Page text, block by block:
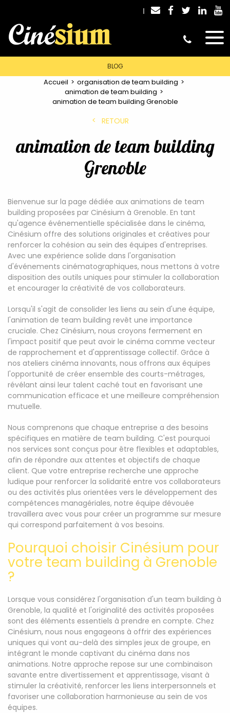
BLOG
Accueil
organisation de team building
animation de team building
animation de team building Grenoble
RETOUR
animation de team building
Grenoble
Bienvenue sur la page dédiée aux animations de team
building proposées par Cinésium à Grenoble. En tant
qu'agence événementielle spécialisée dans le cinéma,
Cinésium offre des solutions originales et créatives pour
renforcer la cohésion au sein des équipes d'entreprises.
Avec une expérience solide dans l'organisation
d'événements cinématographiques, nous mettons à votre
disposition des outils uniques pour stimuler la collaboration
et encourager la créativité de vos collaborateurs.
Lorsqu'il s'agit de consolider les liens au sein d'une équipe,
l'animation de team building revêt une importance
cruciale. Chez Cinésium, nous croyons fermement en
l'impact positif que peut avoir le cinéma comme vecteur
de rapprochement et d'apprentissage collectif. Grâce à
nos ateliers cinéma innovants, nous offrons aux équipes
l'opportunité de créer ensemble des courts-métrages,
révélant ainsi leur talent caché tout en favorisant une
communication efficace et une meilleure compréhension
mutuelle.
Nous comprenons que chaque entreprise a des besoins
spécifiques en matière de team building. C'est pourquoi
nos services sont conçus pour être flexibles et adaptables,
afin de répondre aux attentes et objectifs de chaque
client. Que votre entreprise recherche une approche
ludique pour renforcer la solidarité entre vos collaborateurs
ou des activités plus orientées vers le développement des
compétences managériales, notre équipe dévouée
travaillera avec vous pour créer un programme sur mesure
qui correspond parfaitement à vos besoins.
Pourquoi choisir Cinésium pour
votre team building à Grenoble
?
Lorsque vous considérez l'organisation d'un team building à
Grenoble, la qualité et l'originalité des activités proposées
sont des éléments essentiels à prendre en compte. Chez
Cinésium, nous nous engageons à offrir des expériences
uniques qui vont au-delà des simples jeux de groupe, en
intégrant le monde captivant du cinéma dans nos
animations. Notre approche repose sur une combinaison
savante entre divertissement et apprentissage, visant à
stimuler la créativité, renforcer les liens interpersonnels et
favoriser une collaboration harmonieuse au sein de vos
équipes.